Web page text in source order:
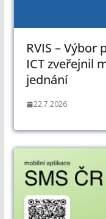
RVIS –
ICT zveřejnil
jednání
22.7.2026